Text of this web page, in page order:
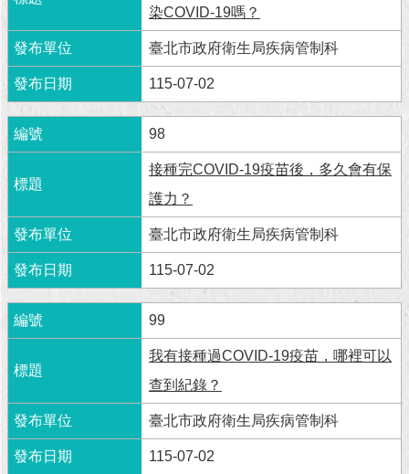
染COVID-19嗎？
臺北市政府衛生局疾病管制科
115-07-02
98
接種完COVID-19疫苗後，多久會有保
護力？
臺北市政府衛生局疾病管制科
115-07-02
99
我有接種過COVID-19疫苗，哪裡可以
查到紀錄？
臺北市政府衛生局疾病管制科
115-07-02